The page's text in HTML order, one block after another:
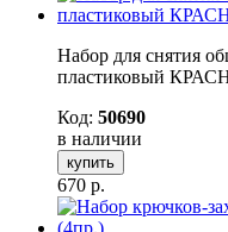
Набор для снятия
пластиковый
Код: 50690
в наличии
купить
670 р.